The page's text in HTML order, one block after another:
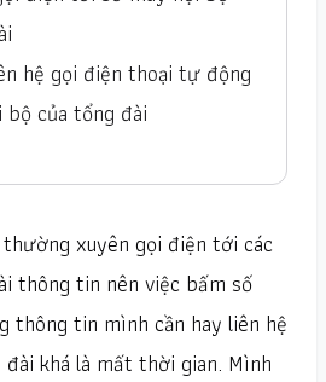
hệ gọi điện thoại tự động
của tổng đài
xuyên gọi điện tới các
thông tin nên việc bấm số
thông tin mình cần hay liên hệ
khá là mất thời gian. Mình